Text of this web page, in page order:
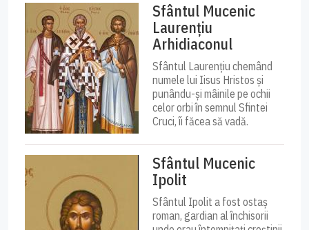
Sfântul Mucenic
Laurențiu
Arhidiaconul
Sfântul Laurențiu chemând
numele lui Iisus Hristos și
punându-și mâinile pe ochii
celor orbi în semnul Sfintei
Cruci, îi făcea să vadă.
Sfântul Mucenic
Ipolit
Sfântul Ipolit a fost ostaș
roman, gardian al închisorii